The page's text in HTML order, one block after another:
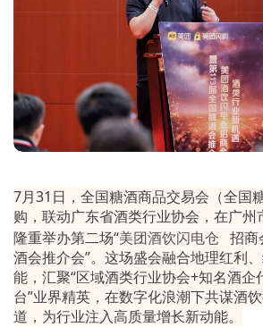
7月31日，全国糖酒商品交易会（全国
购，联动广东省酒类行业协会，在广
隆重举办第二场“美团酒饮闪电仓 招商
酒会推介会”。这场盛会融合地理红利
能，汇聚“区域酒类行业协会+知名酒企
台”业界精英，在数字化浪潮下共谋酒
道，为行业注入高质量增长新动能。